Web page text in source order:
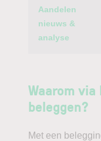
Aandelen
nieuws &
analyse
Waarom via
beleggen?
Met een